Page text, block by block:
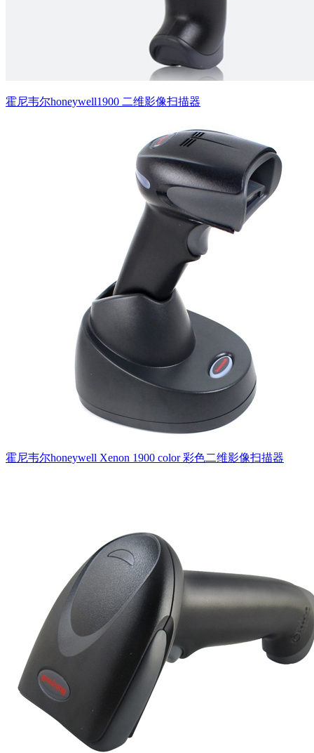
霍尼韦尔honeywell1900 二维影像扫描器
霍尼韦尔honeywell Xenon 1900 color 彩色二维影像扫描器